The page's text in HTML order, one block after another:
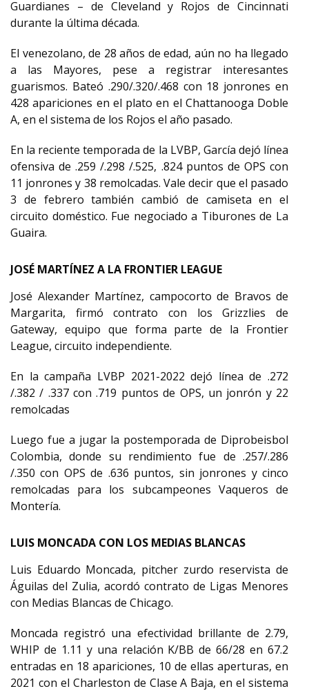
Guardianes – de Cleveland y Rojos de Cincinnati
durante la última década.
El venezolano, de 28 años de edad, aún no ha llegado
a las Mayores, pese a registrar interesantes
guarismos. Bateó .290/.320/.468 con 18 jonrones en
428 apariciones en el plato en el Chattanooga Doble
A, en el sistema de los Rojos el año pasado.
En la reciente temporada de la LVBP, García dejó línea
ofensiva de .259 /.298 /.525, .824 puntos de OPS con
11 jonrones y 38 remolcadas. Vale decir que el pasado
3 de febrero también cambió de camiseta en el
circuito doméstico. Fue negociado a Tiburones de La
Guaira.
JOSÉ MARTÍNEZ A LA FRONTIER LEAGUE
José Alexander Martínez, campocorto de Bravos de
Margarita, firmó contrato con los Grizzlies de
Gateway, equipo que forma parte de la Frontier
League, circuito independiente.
En la campaña LVBP 2021-2022 dejó línea de .272
/.382 / .337 con .719 puntos de OPS, un jonrón y 22
remolcadas
Luego fue a jugar la postemporada de Diprobeisbol
Colombia, donde su rendimiento fue de .257/.286
/.350 con OPS de .636 puntos, sin jonrones y cinco
remolcadas para los subcampeones Vaqueros de
Montería.
LUIS MONCADA CON LOS MEDIAS BLANCAS
Luis Eduardo Moncada, pitcher zurdo reservista de
Águilas del Zulia, acordó contrato de Ligas Menores
con Medias Blancas de Chicago.
Moncada registró una efectividad brillante de 2.79,
WHIP de 1.11 y una relación K/BB de 66/28 en 67.2
entradas en 18 apariciones, 10 de ellas aperturas, en
2021 con el Charleston de Clase A Baja, en el sistema